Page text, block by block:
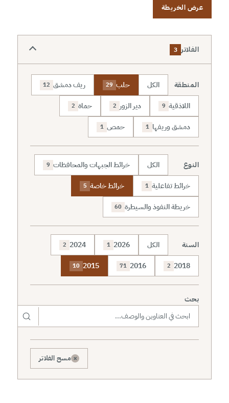
عرض الخريطة
الفلاتر 3
المنطقة الكل حلب 29 ريف دمشق 12
اللاذقية 9 دير الزور 2 حماة 2
دمشق وريفها 1 حمص 1
النوع الكل خرائط الجبهات والمحافظات 9
خرائط تفاعلية 1 خرائط خاصة 5
خريطة النفوذ والسيطرة 60
السنة الكل 2026
1
2024
2
2018
2
2016
71
2015
10
بحث
× مسح الفلاتر